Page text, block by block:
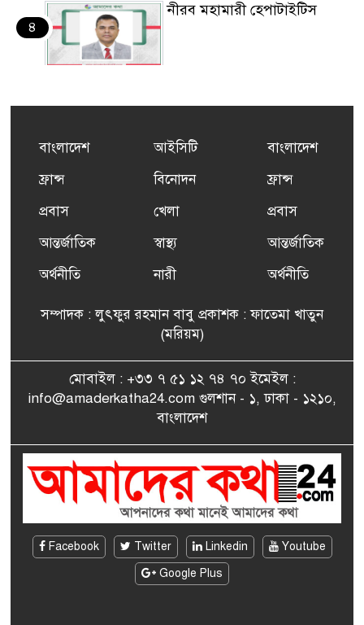
৪
নীরব মহামারী হেপাটাইটিস
৫
এর সম্পূর্ণ বিনামূল্যের সুশি
ফ্রান্সসহ ইউরোপীয় দেশসমূহে
দাবদাহ: কারণ, প্রভাব ও করণীয়
ফ্রান্সে সংবর্ধিত হলেন যুক্তরাজ্য
বিএনপি’র আহ্বায়ক কমিটির
সাংবাদিকতায় কৃতিত্বের পুরস্কার
এমপি মমতাজ আলোকে
জেলা প্রবাসী এসোসিয়েশন’
বেদে সম্প্রদায় নিয়ে প্যারিসে
তথ্য-চলচ্চিত্র “ভাসমান জীবন”
বাংলাদেশ
ফ্রান্স
প্রবাস
আন্তর্জাতিক
অর্থনীতি
আইসিটি
বিনোদন
খেলা
স্বাস্থ্য
নারী
বাংলাদেশ
ফ্রান্স
প্রবাস
আন্তর্জাতিক
অর্থনীতি
সম্পাদক : লুৎফুর রহমান বাবু প্রকাশক : ফাতেমা খাতুন
(মরিয়ম)
মোবাইল : +৩৩ ৭ ৫১ ১২ ৭৪ ৭০ ইমেইল :
info@amaderkatha24.com গুলশান - ১, ঢাকা - ১২১০,
বাংলাদেশ
Facebook Twitter Linkedin
Youtube
Google Plus